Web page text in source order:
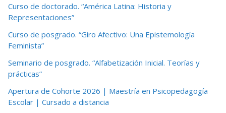
Curso de doctorado. “América Latina: Historia y
Representaciones”
Curso de posgrado. “Giro Afectivo: Una Epistemología
Feminista”
Seminario de posgrado. “Alfabetización Inicial. Teorías y
prácticas”
Apertura de Cohorte 2026 | Maestría en Psicopedagogía
Escolar | Cursado a distancia